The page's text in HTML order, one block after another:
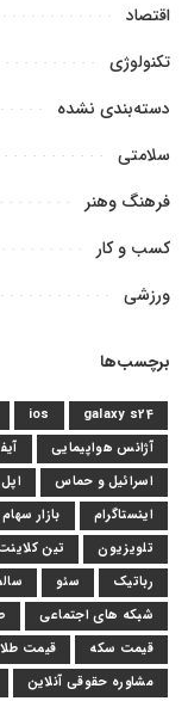
اقتصاد
تکنولوژی
دسته‌بندی نشده
سلامتی
فرهنگ وهنر
کسب و کار
ورزشی
برچسب‌ها
galaxy s24
ios
آژانس هواپیمایی
اسرائیل و حماس
اپل
اینستاگرام
بازار سهام
تلویزیون
تین
رباتیک
سئو
شبکه های اجتماعی
قیمت سکه
قیمت طلا
مشاوره حقوقی آنلاین